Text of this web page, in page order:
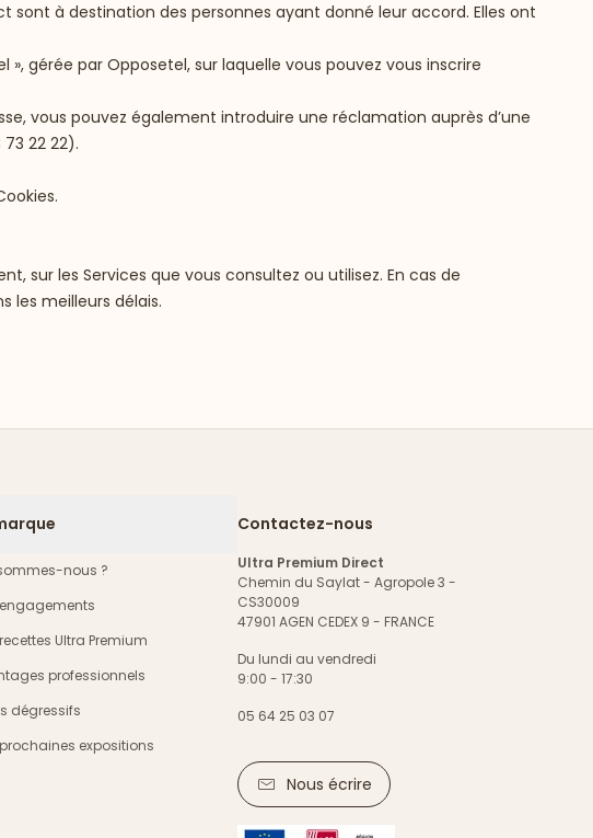
à destination des personnes ayant donné leur accord. Elles ont
gérée par Opposetel, sur laquelle vous pouvez vous inscrire
vous pouvez également introduire une réclamation auprès d’une
22 22).
sur les Services que vous consultez ou utilisez. En cas de
les meilleurs délais.
nous ?
Ultra Premium
professionnels
dégressifs
expositions
Contactez-nous
Ultra Premium Direct
Chemin du Saylat - Agropole 3 -
CS30009
47901 AGEN CEDEX 9 - FRANCE
Du lundi au vendredi
9:00 - 17:30
05 64 25 03 07
Nous écrire